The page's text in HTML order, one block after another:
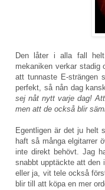
Den låter i alla fall helt
mekaniken verkar stadig
att tunnaste E-strängen
perfekt, så nån dag
sej nåt nytt varje dag!
men att de också blir
Egentligen är det ju helt
haft så många elgitarrer
inte direkt behövt. Jag
snabbt upptäckte att den
eller ja, vit tele också
blir till att köpa en mer